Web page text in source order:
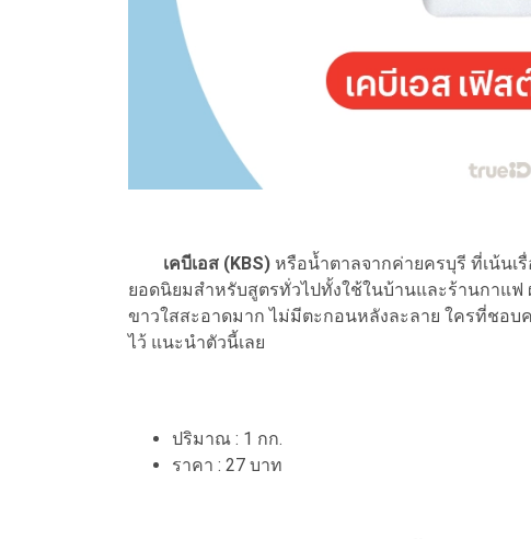
เคบีเอส (KBS) หรือน้ำตาลจากค่ายครบุรี ที่เน้นเ
ยอดนิยมสำหรับสูตรทั่วไปทั้งใช้ในบ้านและร้านกาแ
ขาวใสสะอาดมาก ไม่มีตะกอนหลังละลาย ใครที่ชอบ
ไว้ แนะนำตัวนี้เลย
ปริมาณ : 1 กก.
ราคา : 27 บาท